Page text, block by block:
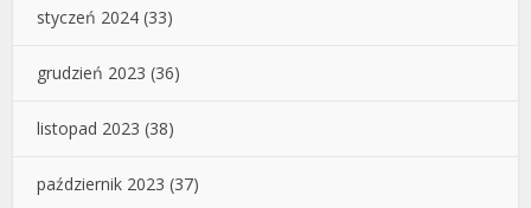
styczeń 2024 (33)
grudzień 2023 (36)
listopad 2023 (38)
październik 2023 (37)